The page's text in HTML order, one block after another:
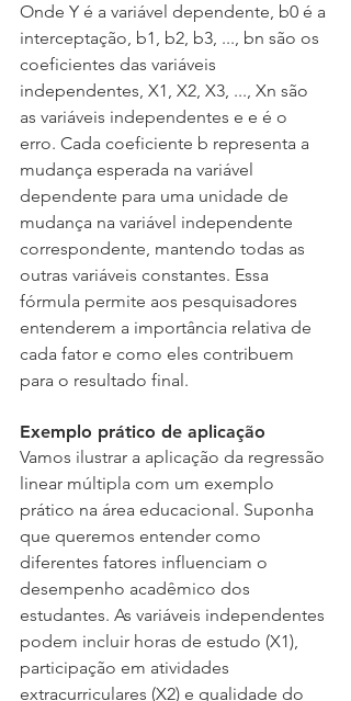
Onde Y é a variável dependente, b0 é a
interceptação, b1, b2, b3, ..., bn são os
coeficientes das variáveis
independentes, X1, X2, X3, ..., Xn são
as variáveis independentes e e é o
erro. Cada coeficiente b representa a
mudança esperada na variável
dependente para uma unidade de
mudança na variável independente
correspondente, mantendo todas as
outras variáveis constantes. Essa
fórmula permite aos pesquisadores
entenderem a importância relativa de
cada fator e como eles contribuem
para o resultado final.
Exemplo prático de aplicação
Vamos ilustrar a aplicação da regressão
linear múltipla com um exemplo
prático na área educacional. Suponha
que queremos entender como
diferentes fatores influenciam o
desempenho acadêmico dos
estudantes. As variáveis independentes
podem incluir horas de estudo (X1),
participação em atividades
extracurriculares (X2) e qualidade do